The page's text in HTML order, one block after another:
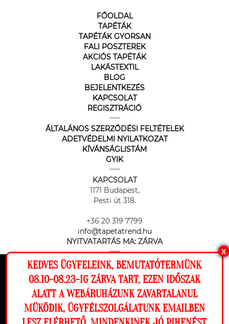
Ez a weboldal cookie-kat használ, hogy a
lehető legjobb élményt nyújtsa honlapunkon.
Beállítások
FŐOLDAL
TAPÉTÁK
TAPÉTÁK GYORSAN
FALI POSZTEREK
AKCIÓS TAPÉTÁK
LAKÁSTEXTIL
BLOG
BEJELENTKEZÉS
KAPCSOLAT
REGISZTRÁCIÓ
ÁLTALÁNOS SZERZŐDÉSI FELTÉTELEK
ADETVÉDELMI NYILATKOZAT
KÍVÁNSÁGLISTÁM
GYIK
KAPCSOLAT
1171 Budapest,
Pesti út 318.
+36 20 319 7799
info@tapetatrend.hu
NYITVATARTÁS MA: ZÁRVA
Az online fizetést a Barion Payment Zrt. biztosítja, MNB engedély
száma: H-EN-I-1064/2013
X
KEDVES ÜGYFELEINK, BEMUTATÓTERMÜNK
08.10-08.23-IG ZÁRVA TART, EZEN IDŐSZAK
ALATT A WEBÁRUHÁZUNK ZAVARTALANUL
MÜKÖDIK, ÜGYFÉLSZOLGÁLATUNK EMAILBEN